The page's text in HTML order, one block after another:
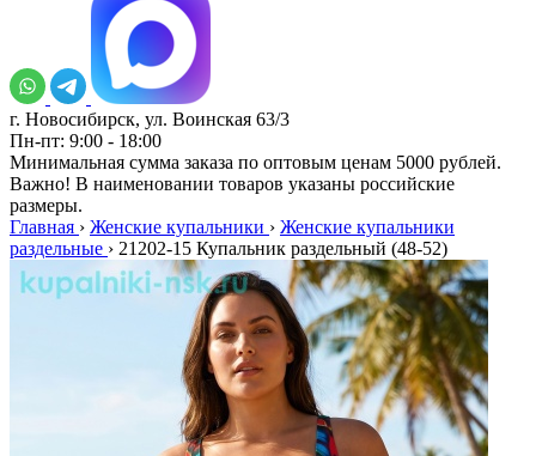
г. Новосибирск, ул. Воинская 63/3
Пн-пт: 9:00 - 18:00
Минимальная сумма заказа по оптовым ценам 5000 рублей.
Важно! В наименовании товаров указаны российские
размеры.
Главная › Женские купальники › Женские купальники
раздельные › 21202-15 Купальник раздельный (48-52)